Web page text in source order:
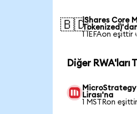
🇧🇩iShares Core
1 IEFAon eşittir
Diğer RWA'ları
Lirası'na
1 MSTRon